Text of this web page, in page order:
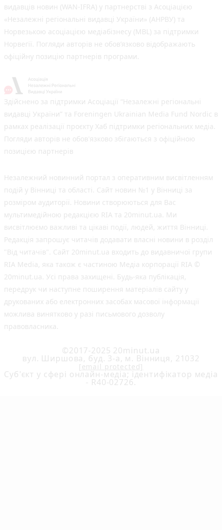
видавців новин (WAN-IFRA) у партнерстві з Асоціацією
«Незалежні регіональні видавці України» (АНРВУ) та
Норвезькою асоціацією медіабізнесу (MBL) за підтримки
Норвегії. Погляди авторів не обов’язково відображають
офіційну позицію партнерів програми.
Здійснено за підтримки Асоціації “Незалежні регіональні
видавці України” та Foreningen Ukrainian Media Fund Nordic в
рамках реалізації проєкту Хаб підтримки регіональних медіа.
Погляди авторів не обов'язково збігаються з офіційною
позицією партнерів
Незалежний новинний портал з оперативним висвітленням
подій у Вінниці та області. Сайт новин №1 у Вінниці за
розміром аудиторії. Новини створюються для Вас
мультимедійною редакцією RIA та 20minut.ua. Ми
висвітлюємо важливі та цікаві події, людей, життя Вінниці.
Редакція запрошує читачів додавати власні новини в розділ
"Від читачів". Сайт 20minut.ua входить до видавничої групи
RIA Media, яка також є частиною Медіа корпорації RIA ©
20minut.ua. Усі права захищені. Будь-яка публiкацiя,
передрук чи наступне поширення матеріалів сайту у
друкованих або електронних засобах масової інформації
можлива винятково у разі письмового дозволу
правовласника.
©2017-2025 20minut.ua
вул. Ширшова, буд. 3-а, м. Вінниця, 21032
[email protected]
Cуб'єкт у сфері онлайн-медіа; ідентифікатор медіа
- R40-02726.